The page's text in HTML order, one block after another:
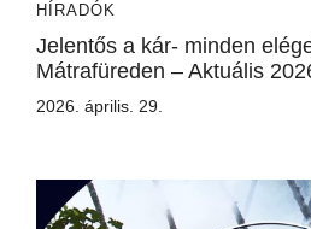
HÍRADÓK
Jelentős a kár- minden
Mátrafüreden – Aktuális
2026. április. 29.